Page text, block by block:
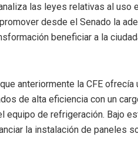
las leyes relativas al uso
desde el Senado la
beneficiar a la
anteriormente la CFE
de alta eficiencia con un
equipo de refrigeración. Bajo
la instalación de paneles